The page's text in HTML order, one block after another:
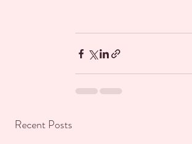
Recent Posts